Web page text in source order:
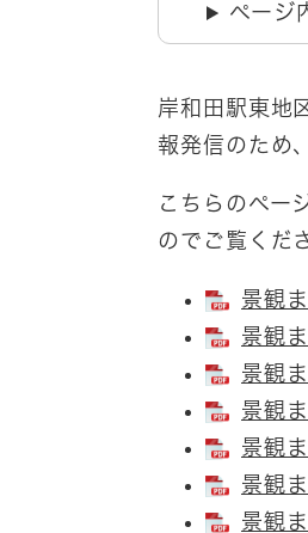
ページ
岸和田駅東地
報発信のため
こちらのペー
のでご覧くだ
景観
景観
景観
景観
景観
景観
景観